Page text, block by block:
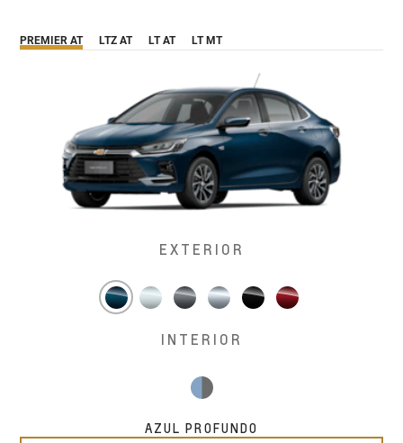
PREMIER AT LTZ AT LT AT LT MT
EXTERIOR
INTERIOR
AZUL PROFUNDO